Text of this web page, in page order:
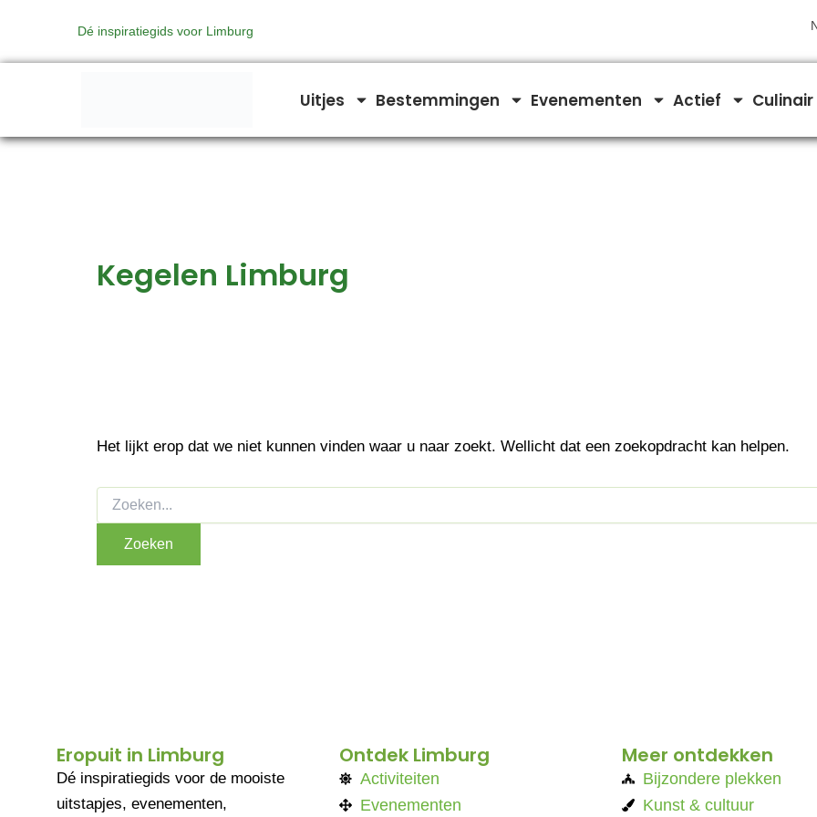
de
Dé inspiratiegids voor Limburg
Uitjes Bestemmingen Evenementen Actief Culinair
Kegelen Limburg
Het lijkt erop dat we niet kunnen vinden waar u naar zoekt. Wellicht dat een zoekopdracht kan helpen.
naar:
Eropuit in Limburg
Dé inspiratiegids voor de mooiste
uitstapjes, evenementen,
Ontdek Limburg
Activiteiten
Evenementen
Meer ontdekken
Bijzondere plekken
Kunst & cultuur